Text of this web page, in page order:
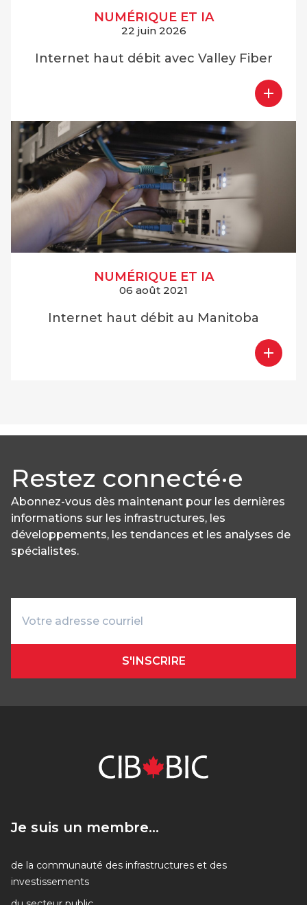
NUMÉRIQUE ET IA
22 juin 2026
Internet haut débit avec Valley Fiber
NUMÉRIQUE ET IA
06 août 2021
Internet haut débit au Manitoba
Restez connecté·e
Abonnez-vous dès maintenant pour les dernières
informations sur les infrastructures, les
développements, les tendances et les analyses de
spécialistes.
S'INSCRIRE
Je suis un membre...
Je suis un membre...
de la communauté des infrastructures et des
investissements